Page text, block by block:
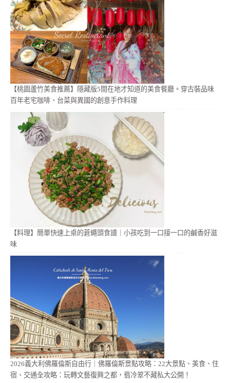
【桃園蘆竹美食推薦】隱藏版5間在地才知道的美食餐廳。穿古裝品味
百年老宅咖啡、台菜與異國的創意手作料理
【料理】簡單快速上桌的蒼蠅頭食譜｜小孩吃到一口接一口的鹹香好滋
味
2026義大利佛羅倫斯自由行｜佛羅倫斯景點攻略：22大景點、美食、住
宿、交通全攻略：玩轉文藝復興之都，翡冷翠不藏私大公開！